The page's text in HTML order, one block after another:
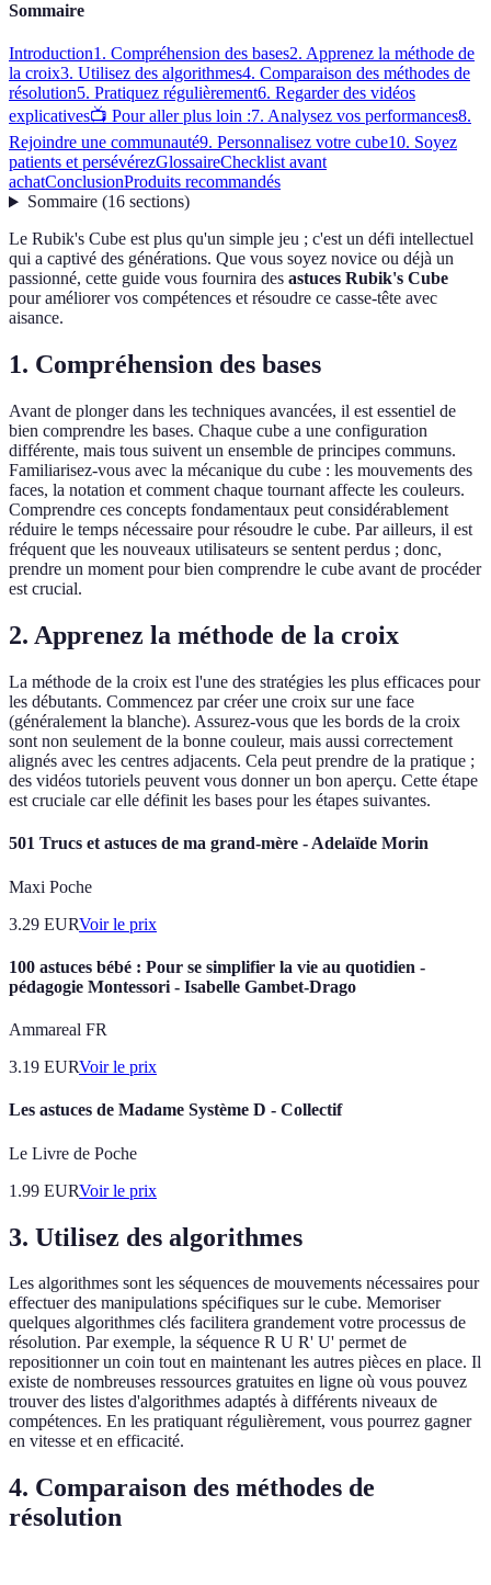
Sommaire
Introduction1. Compréhension des bases2. Apprenez la méthode de
la croix3. Utilisez des algorithmes4. Comparaison des méthodes de
résolution5. Pratiquez régulièrement6. Regarder des vidéos
explicatives📺 Pour aller plus loin :7. Analysez vos performances8.
Rejoindre une communauté9. Personnalisez votre cube10. Soyez
patients et persévérezGlossaireChecklist avant
achatConclusionProduits recommandés
Sommaire(16 sections)
Le Rubik's Cube est plus qu'un simple jeu ; c'est un défi intellectuel
qui a captivé des générations. Que vous soyez novice ou déjà un
passionné, cette guide vous fournira des astuces Rubik's Cube
pour améliorer vos compétences et résoudre ce casse-tête avec
aisance.
1. Compréhension des bases
Avant de plonger dans les techniques avancées, il est essentiel de
bien comprendre les bases. Chaque cube a une configuration
différente, mais tous suivent un ensemble de principes communs.
Familiarisez-vous avec la mécanique du cube : les mouvements des
faces, la notation et comment chaque tournant affecte les couleurs.
Comprendre ces concepts fondamentaux peut considérablement
réduire le temps nécessaire pour résoudre le cube. Par ailleurs, il est
fréquent que les nouveaux utilisateurs se sentent perdus ; donc,
prendre un moment pour bien comprendre le cube avant de procéder
est crucial.
2. Apprenez la méthode de la croix
La méthode de la croix est l'une des stratégies les plus efficaces pour
les débutants. Commencez par créer une croix sur une face
(généralement la blanche). Assurez-vous que les bords de la croix
sont non seulement de la bonne couleur, mais aussi correctement
alignés avec les centres adjacents. Cela peut prendre de la pratique ;
des vidéos tutoriels peuvent vous donner un bon aperçu. Cette étape
est cruciale car elle définit les bases pour les étapes suivantes.
501 Trucs et astuces de ma grand-mère - Adelaïde Morin
Maxi Poche
3.29 EURVoir le prix
100 astuces bébé : Pour se simplifier la vie au quotidien -
pédagogie Montessori - Isabelle Gambet-Drago
Ammareal FR
3.19 EURVoir le prix
Les astuces de Madame Système D - Collectif
Le Livre de Poche
1.99 EURVoir le prix
3. Utilisez des algorithmes
Les algorithmes sont les séquences de mouvements nécessaires pour
effectuer des manipulations spécifiques sur le cube. Memoriser
quelques algorithmes clés facilitera grandement votre processus de
résolution. Par exemple, la séquence R U R' U' permet de
repositionner un coin tout en maintenant les autres pièces en place. Il
existe de nombreuses ressources gratuites en ligne où vous pouvez
trouver des listes d'algorithmes adaptés à différents niveaux de
compétences. En les pratiquant régulièrement, vous pourrez gagner
en vitesse et en efficacité.
4. Comparaison des méthodes de
résolution